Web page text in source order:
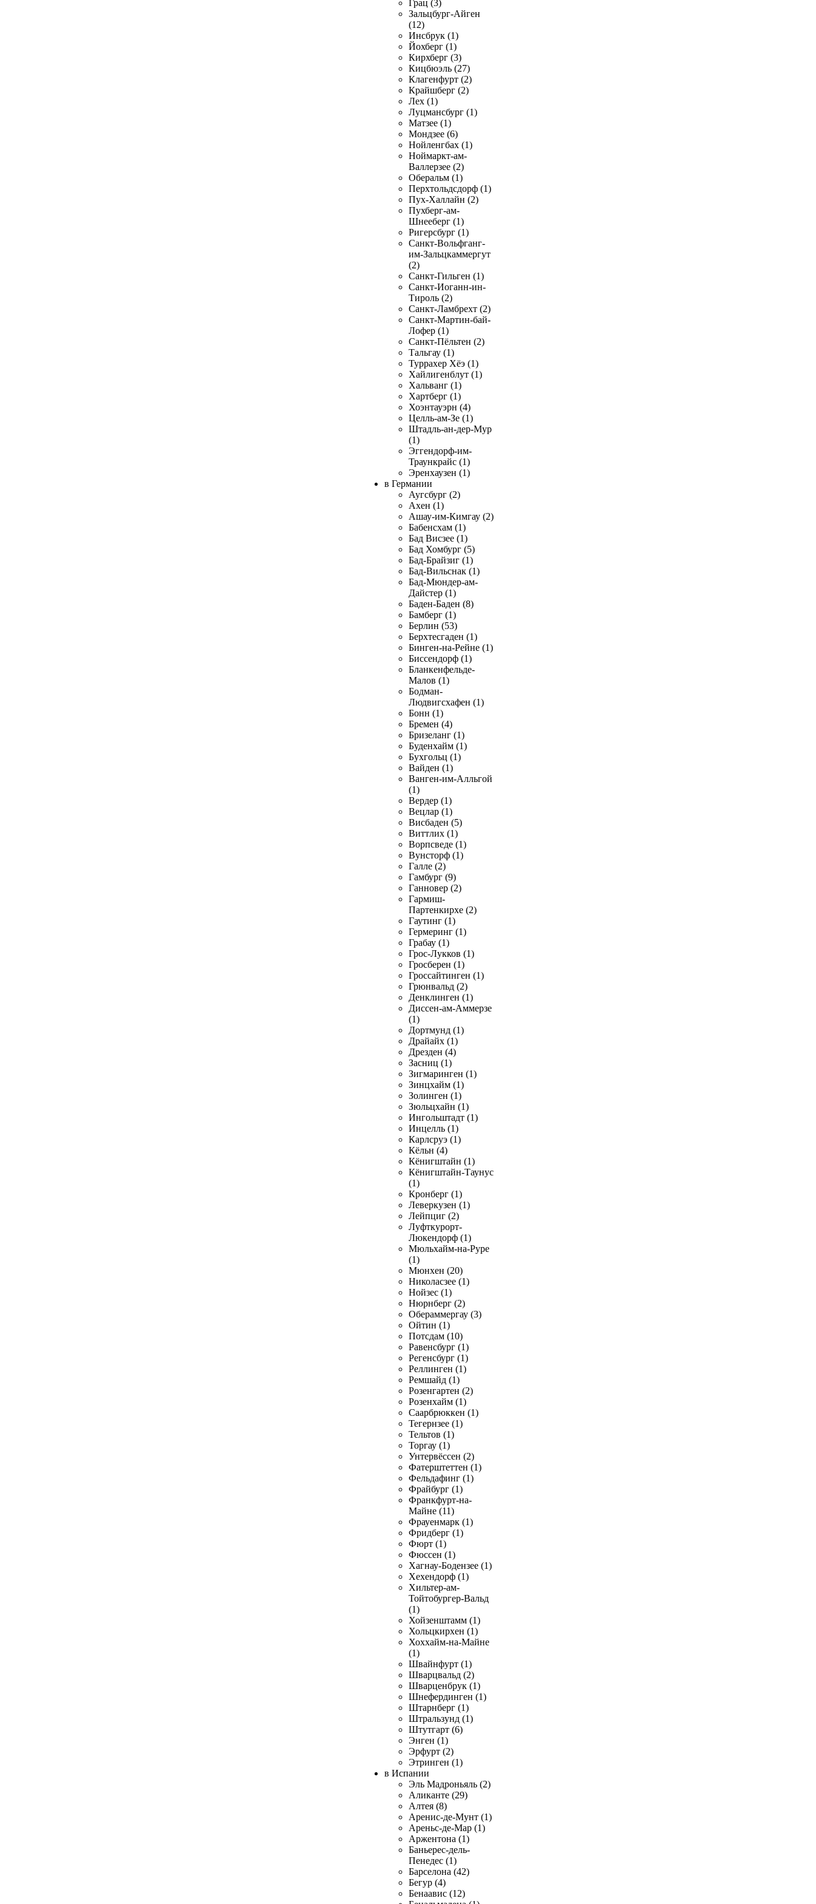
Грац (3)
Зальцбург-Айген
(12)
Инсбрук (1)
Йохберг (1)
Кирхберг (3)
Кицбюэль (27)
Клагенфурт (2)
Крайшберг (2)
Лех (1)
Луцмансбург (1)
Матзее (1)
Мондзее (6)
Нойленгбах (1)
Ноймаркт-ам-
Валлерзее (2)
Оберальм (1)
Перхтольдсдорф (1)
Пух-Халлайн (2)
Пухберг-ам-
Шнееберг (1)
Ригерсбург (1)
Санкт-Вольфганг-
им-Зальцкаммергут
(2)
Санкт-Гильген (1)
Санкт-Иоганн-ин-
Тироль (2)
Санкт-Ламбрехт (2)
Санкт-Мартин-бай-
Лофер (1)
Санкт-Пёльтен (2)
Тальгау (1)
Туррахер Хёэ (1)
Хайлигенблут (1)
Хальванг (1)
Хартберг (1)
Хоэнтауэрн (4)
Целль-ам-Зе (1)
Штадль-ан-дер-Мур
(1)
Эггендорф-им-
Траункрайс (1)
Эренхаузен (1)
в Германии
Аугсбург (2)
Ахен (1)
Ашау-им-Кимгау (2)
Бабенсхам (1)
Бад Висзее (1)
Бад Хомбург (5)
Бад-Брайзиг (1)
Бад-Вильснак (1)
Бад-Мюндер-ам-
Дайстер (1)
Баден-Баден (8)
Бамберг (1)
Берлин (53)
Берхтесгаден (1)
Бинген-на-Рейне (1)
Биссендорф (1)
Бланкенфельде-
Малов (1)
Бодман-
Людвигсхафен (1)
Бонн (1)
Бремен (4)
Бризеланг (1)
Буденхайм (1)
Бухгольц (1)
Вайден (1)
Ванген-им-Алльгой
(1)
Вердер (1)
Вецлар (1)
Висбаден (5)
Виттлих (1)
Ворпсведе (1)
Вунсторф (1)
Галле (2)
Гамбург (9)
Ганновер (2)
Гармиш-
Партенкирхе (2)
Гаутинг (1)
Гермеринг (1)
Грабау (1)
Грос-Лукков (1)
Гросберен (1)
Гроссайтинген (1)
Грюнвальд (2)
Денклинген (1)
Диссен-ам-Аммерзе
(1)
Дортмунд (1)
Драйайх (1)
Дрезден (4)
Засниц (1)
Зигмаринген (1)
Зинцхайм (1)
Золинген (1)
Зюльцхайн (1)
Ингольштадт (1)
Инцелль (1)
Карлсруэ (1)
Кёльн (4)
Кёнигштайн (1)
Кёнигштайн-Таунус
(1)
Кронберг (1)
Леверкузен (1)
Лейпциг (2)
Луфткурорт-
Люкендорф (1)
Мюльхайм-на-Руре
(1)
Мюнхен (20)
Николасзее (1)
Нойзес (1)
Нюрнберг (2)
Обераммергау (3)
Ойтин (1)
Потсдам (10)
Равенсбург (1)
Регенсбург (1)
Реллинген (1)
Ремшайд (1)
Розенгартен (2)
Розенхайм (1)
Саарбрюккен (1)
Тегернзее (1)
Тельтов (1)
Торгау (1)
Унтервёссен (2)
Фатерштеттен (1)
Фельдафинг (1)
Фрайбург (1)
Франкфурт-на-
Майне (11)
Фрауенмарк (1)
Фридберг (1)
Фюрт (1)
Фюссен (1)
Хагнау-Бодензее (1)
Хехендорф (1)
Хильтер-ам-
Тойтобургер-Вальд
(1)
Хойзенштамм (1)
Хольцкирхен (1)
Хоххайм-на-Майне
(1)
Швайнфурт (1)
Шварцвальд (2)
Шварценбрук (1)
Шнефердинген (1)
Штарнберг (1)
Штральзунд (1)
Штутгарт (6)
Энген (1)
Эрфурт (2)
Этринген (1)
в Испании
Эль Мадроньяль (2)
Аликанте (29)
Алтея (8)
Аренис-де-Мунт (1)
Ареньс-де-Мар (1)
Аржентона (1)
Баньерес-дель-
Пенедес (1)
Барселона (42)
Бегур (4)
Бенаавис (12)